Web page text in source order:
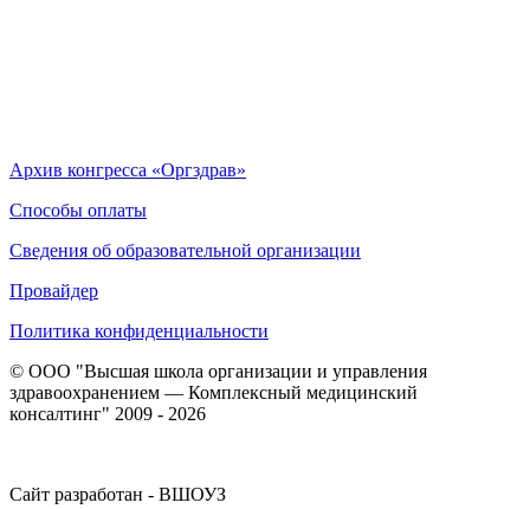
Архив конгресса «Оргздрав»
Способы оплаты
Сведения об образовательной организации
Провайдер
Политика конфиденциальности
© ООО "Высшая школа организации и управления
здравоохранением — Комплексный медицинский
консалтинг" 2009 - 2026
Сайт разработан - ВШОУЗ